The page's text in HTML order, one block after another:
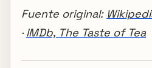
Fuente original:
·IMDb, The Taste of Tea